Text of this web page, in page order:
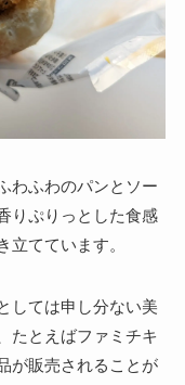
わふわのパンとソー
りぷりっとした食感
てています。
しては申し分ない美
たとえばファミチキ
が販売されることが